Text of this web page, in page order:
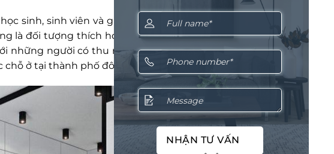
sinh, sinh viên và gia đình ít người. Cặp vợ
là đối tượng thích hợp với mẫu căn hộ nhỏ
những người có thu nhập ở mức tầm trung
chỗ ở tại thành phố đông đúc.
NHẬN TƯ VẤN